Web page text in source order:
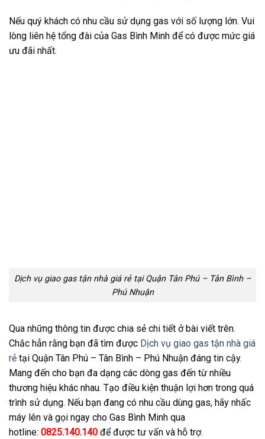
Nếu quý khách có nhu cầu sử dụng gas với số lượng lớn. Vui
lòng liên hệ tổng đài của Gas Bình Minh để có được mức giá
ưu đãi nhất.
Dịch vụ giao gas tận nhà giá rẻ tại Quận Tân Phú – Tân Bình –
Phú Nhuận
Qua những thông tin được chia sẻ chi tiết ở bài viết trên.
Chắc hẳn rằng bạn đã tìm được Dịch vụ giao gas tận nhà giá
rẻ tại Quận Tân Phú – Tân Bình – Phú Nhuận đáng tin cậy.
Mang đến cho bạn đa dạng các dòng gas đến từ nhiều
thương hiệu khác nhau. Tạo điều kiện thuận lợi hơn trong quá
trình sử dụng. Nếu bạn đang có nhu cầu dùng gas, hãy nhấc
máy lên và gọi ngay cho Gas Bình Minh qua
hotline: 0825.140.140 để được tư vấn và hỗ trợ.